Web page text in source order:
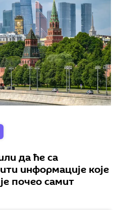
да ће са
информације које
почео самит